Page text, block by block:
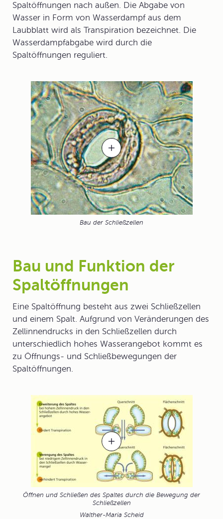
Spaltöffnungen nach außen. Die Abgabe von
Wasser in Form von Wasserdampf aus dem
Laubblatt wird als Transpiration bezeichnet. Die
Wasserdampfabgabe wird durch die
Spaltöffnungen reguliert.
Bau der Schließzellen
Bau und Funktion der
Spaltöffnungen
Eine Spaltöffnung besteht aus zwei Schließzellen
und einem Spalt. Aufgrund von Veränderungen des
Zellinnendrucks in den Schließzellen durch
unterschiedlich hohes Wasserangebot kommt es
zu Öffnungs- und Schließbewegungen der
Spaltöffnungen.
Öffnen und Schließen des Spaltes durch die Bewegung der
Schließzellen
Walther-Maria Scheid